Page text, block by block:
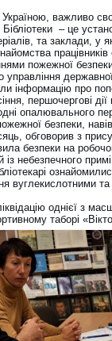
Україною, важливо
Бібліотеки – це
та заклади, у
працівників
пожежної безпеки
управління
інформацію про
першочергові дії
опалювального
безпеки,
обговорив з
безпеки на
із небезпечного
вуглекислотними
однієї з
таборі